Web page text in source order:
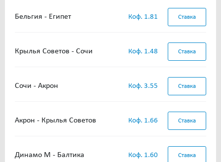
Бельгия - Египет Коф. 1.81 Ставка
Крылья Советов - Сочи Коф. 1.48 Ставка
Сочи - Акрон Коф. 3.55 Ставка
Акрон - Крылья Советов Коф. 1.66 Ставка
Динамо М - Балтика Коф. 1.60 Ставка